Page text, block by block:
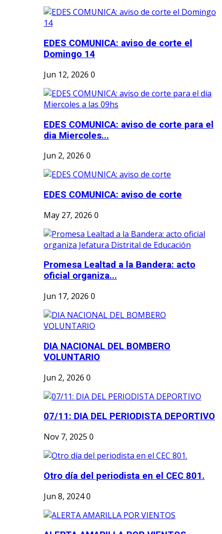
EDES COMUNICA: aviso de corte el
Domingo 14
Jun 12, 2026 0
EDES COMUNICA: aviso de corte para el
dia Miercoles...
Jun 2, 2026 0
EDES COMUNICA: aviso de corte
May 27, 2026 0
Promesa Lealtad a la Bandera: acto
oficial organiza...
Jun 17, 2026 0
DIA NACIONAL DEL BOMBERO
VOLUNTARIO
Jun 2, 2026 0
07/11: DIA DEL PERIODISTA DEPORTIVO
Nov 7, 2025 0
Otro día del periodista en el CEC 801.
Jun 8, 20240